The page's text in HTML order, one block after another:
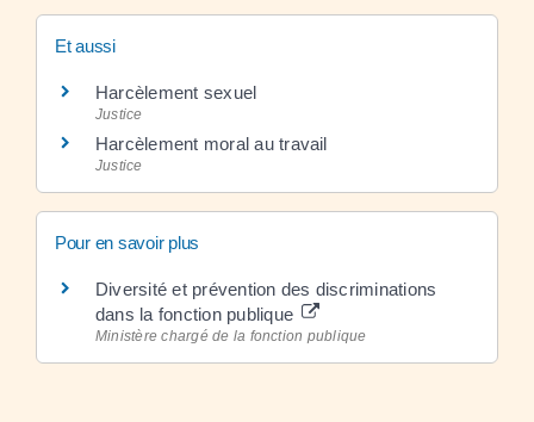
Et aussi
Harcèlement sexuel
Justice
Harcèlement moral au travail
Justice
Pour en savoir plus
Diversité et prévention des discriminations
dans la fonction publique
Ministère chargé de la fonction publique